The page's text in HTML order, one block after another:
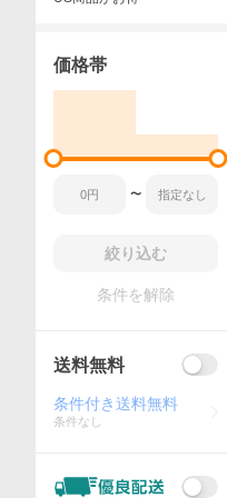
価格帯
〜
絞り込む
条件を解除
送料無料
条件付き送料無料
条件なし